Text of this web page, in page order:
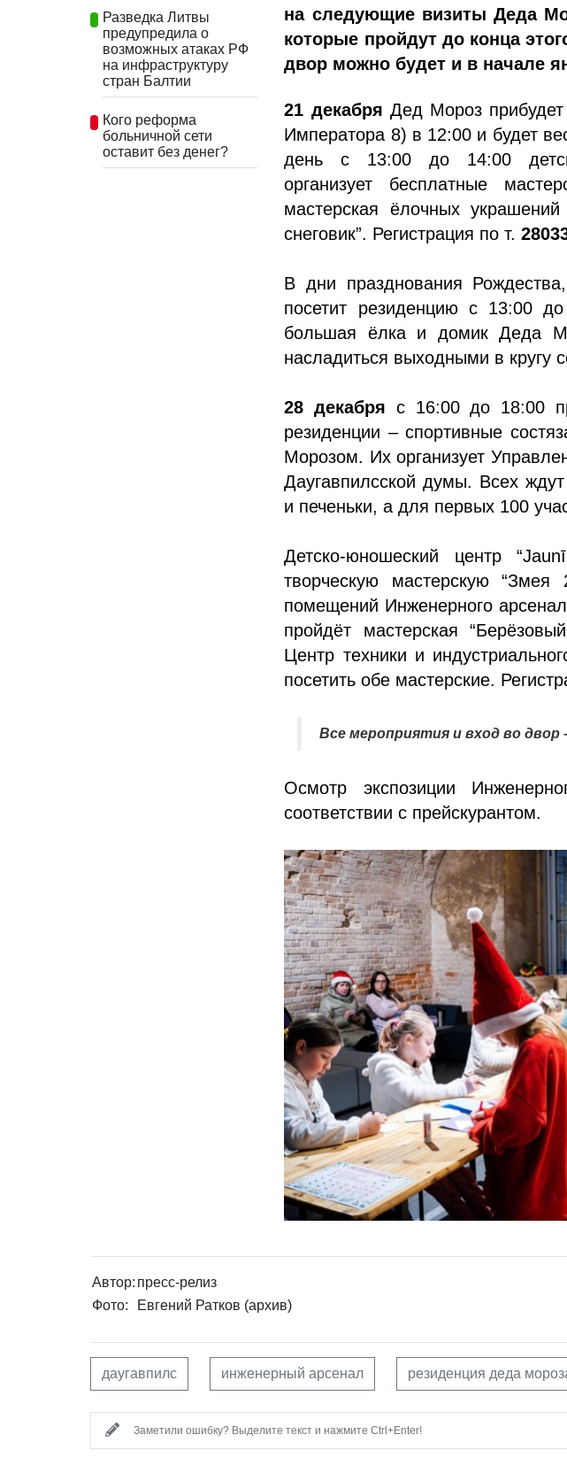
Разведка Литвы
предупредила о
возможных атаках РФ
на инфраструктуру
стран Балтии
Кого реформа
больничной сети
оставит без денег?
на следующие визиты Деда
которые пройдут до конца
двор можно будет и в начале
21 декабря Дед Мороз прибудет
Императора 8) в 12:00 и будет
день с 13:00 до 14:00
организует бесплатные
мастерская ёлочных
снеговик”. Регистрация по т.
В дни празднования
посетит резиденцию с 13:00
большая ёлка и домик Деда
насладиться выходными в кругу
28 декабря с 16:00 до 18:00
резиденции – спортивные
Морозом. Их организует
Даугавпилсской думы. Всех
и печеньки, а для первых 100
Детско-юношеский центр
творческую мастерскую “Змея
помещений Инженерного
пройдёт мастерская
Центр техники и
посетить обе мастерские.
Все мероприятия и вход во двор
Осмотр экспозиции
соответствии с прейскурантом.
Автор: пресс-релиз
Фото:
Евгений Ратков (архив)
даугавпилс инженерный арсенал резиденция деда
Заметили ошибку? Выделите текст и нажмите Ctrl+Enter!